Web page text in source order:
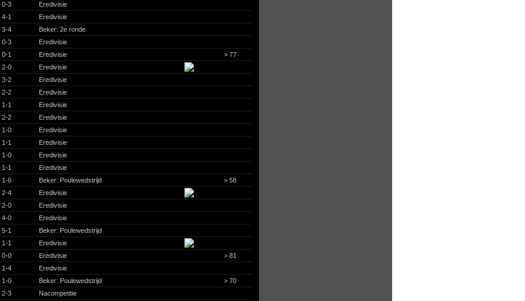
0-3
Eredivisie
4-1
Eredivisie
3-4
Beker: 2e ronde
0-3
Eredivisie
0-1 Eredivisie
> 77
2-0
Eredivisie
3-2
Eredivisie
2-2
Eredivisie
1-1
Eredivisie
2-2
Eredivisie
1-0
Eredivisie
1-1
Eredivisie
1-0
Eredivisie
1-1
Eredivisie
1-6 Beker: Poulewedstrijd
> 58
2-4
Eredivisie
2-0
Eredivisie
4-0
Eredivisie
5-1
Beker: Poulewedstrijd
1-1
Eredivisie
0-0 Eredivisie
> 81
1-4
Eredivisie
1-0 Beker: Poulewedstrijd
> 70
2-3
Nacompetitie